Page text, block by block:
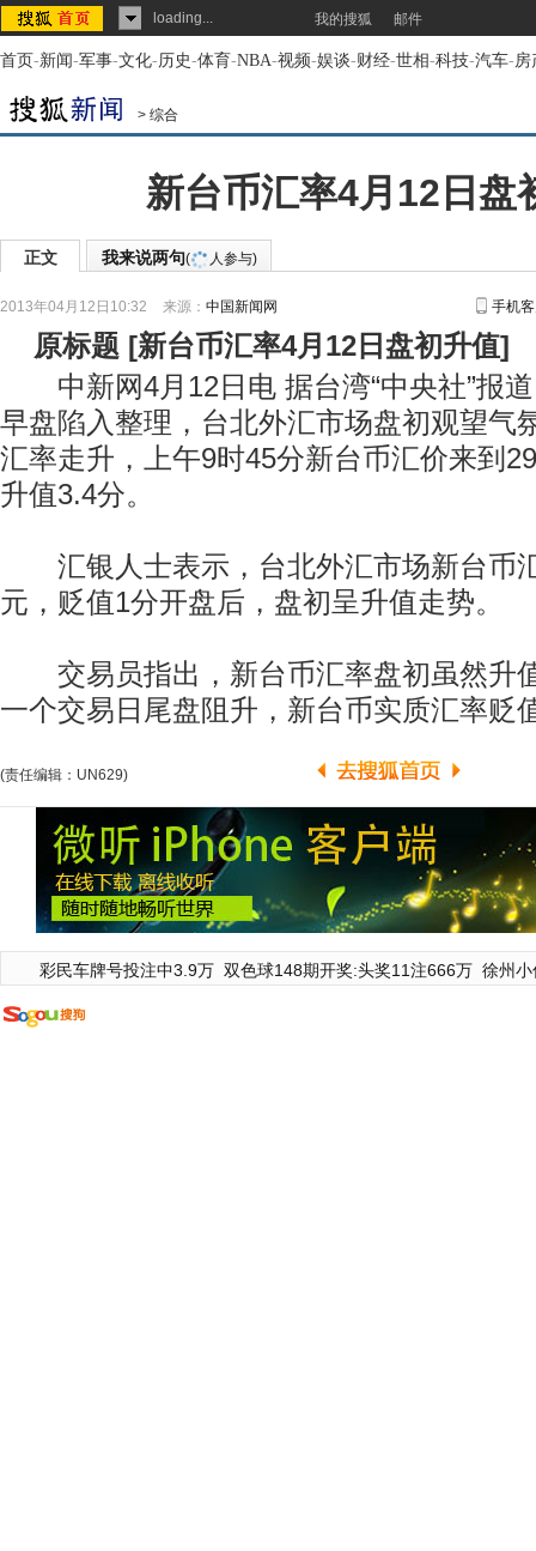
loading... 我的搜狐 邮件
首页-新闻-军事-文化-历史-体育-NBA-视频-娱谈-财经-世相-科技-汽车-房
> 综合
新台币汇率4月12日盘
正文 我来说两句( 人参与)
2013年04月12日10:32 来源： 中国新闻网 手机
原标题 [新台币汇率4月12日盘初升值]
中新网4月12日电 据台湾“中央社”报道
早盘陷入整理，台北外汇市场盘初观望气
汇率走升，上午9时45分新台币汇价来到
升值3.4分。
汇银人士表示，台北外汇市场新台币
元，贬值1分开盘后，盘初呈升值走势。
交易员指出，新台币汇率盘初虽然升
一个交易日尾盘阻升，新台币实质汇率贬
(责任编辑：UN629)
彩民车牌号投注中3.9万 双色球148期开奖:头奖11注666万 徐州